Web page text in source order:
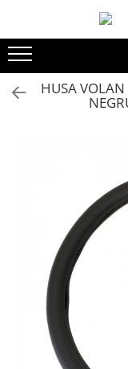
Oferta Saptamanii
Butoane Reglare
Seturi Butoane
Butoane Blocare/
Buton Frana
Buton Clapeta
Buton Portbagaj
Alte Butoane/
Butoane Semnalizare
HUSA VOLAN